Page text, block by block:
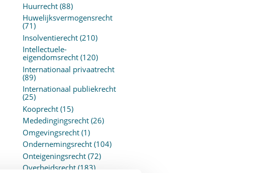
Huurrecht(88)
Huwelijksvermogensrecht
(71)
Insolventierecht(210)
Intellectuele-
eigendomsrecht(120)
Internationaal privaatrecht
(89)
Internationaal publiekrecht
(25)
Kooprecht(15)
Mededingingsrecht(26)
Omgevingsrecht(1)
Ondernemingsrecht(104)
Onteigeningsrecht(72)
Overheidsrecht(183)